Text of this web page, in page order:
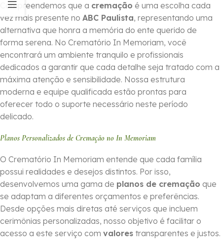
Compreendemos que a cremação é uma escolha cada
vez mais presente no ABC Paulista, representando uma
alternativa que honra a memória do ente querido de
forma serena. No Crematório In Memoriam, você
encontrará um ambiente tranquilo e profissionais
dedicados a garantir que cada detalhe seja tratado com a
máxima atenção e sensibilidade. Nossa estrutura
moderna e equipe qualificada estão prontas para
oferecer todo o suporte necessário neste período
delicado.
Planos Personalizados de Cremação no In Memoriam
O Crematório In Memoriam entende que cada família
possui realidades e desejos distintos. Por isso,
desenvolvemos uma gama de planos de cremação que
se adaptam a diferentes orçamentos e preferências.
Desde opções mais diretas até serviços que incluem
cerimônias personalizadas, nosso objetivo é facilitar o
acesso a este serviço com valores transparentes e justos.